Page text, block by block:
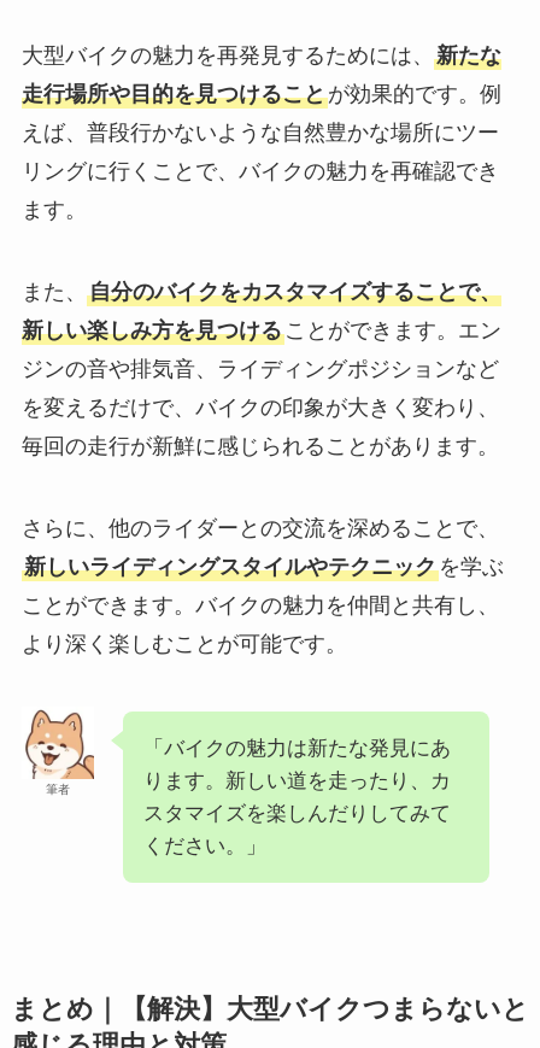
大型バイクの魅力を再発見するためには、 新たな
走行場所や目的を見つけることが効果的です。例
えば、普段行かないような自然豊かな場所にツー
リングに行くことで、バイクの魅力を再確認でき
ます。
また、 自分のバイクをカスタマイズすることで、
新しい楽しみ方を見つけることができます。エン
ジンの音や排気音、ライディングポジションなど
を変えるだけで、バイクの印象が大きく変わり、
毎回の走行が新鮮に感じられることがあります。
さらに、他のライダーとの交流を深めることで、
新しいライディングスタイルやテクニックを学ぶ
ことができます。バイクの魅力を仲間と共有し、
より深く楽しむことが可能です。
筆者
「バイクの魅力は新たな発見にあ
ります。新しい道を走ったり、カ
スタマイズを楽しんだりしてみて
ください。」
まとめ｜【解決】大型バイクつまらないと